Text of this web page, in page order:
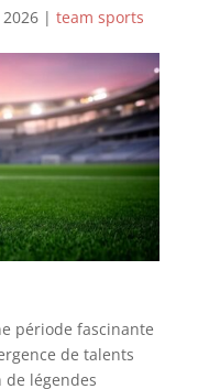
2026| team sports
période fascinante
de talents
légendes